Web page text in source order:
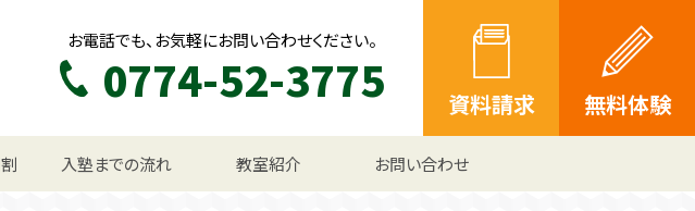
お電話でも、お気軽にお問い合わせください。
0774-52-3775 資料請求 無料体験
入塾までの流れ 教室紹介 お問い合わせ